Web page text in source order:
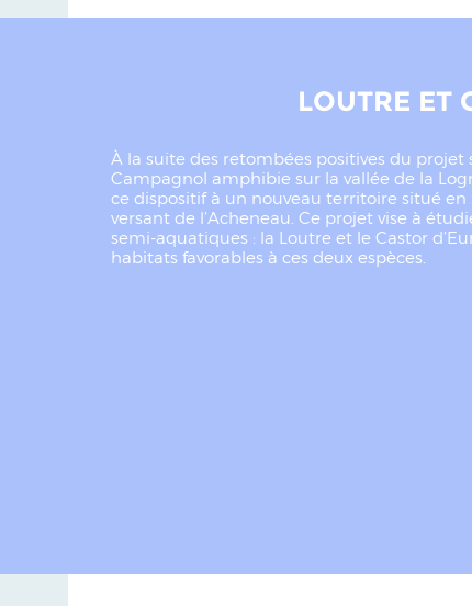
LOUTRE ET
À la suite des retombées positives du projet
Campagnol amphibie sur la vallée de la
ce dispositif à un nouveau territoire situé en
versant de l’Acheneau. Ce projet vise à
semi-aquatiques : la Loutre et le Castor
habitats favorables à ces deux espèces.